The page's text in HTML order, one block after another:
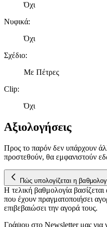
Όχι
Νυφικά:
Όχι
Σχέδιο:
Με Πέτρες
Clip:
Όχι
Αξιολογήσεις
Προς το παρόν δεν υπάρχουν
προστεθούν, θα εμφανιστούν
Πώς υπολογίζεται η
Η τελική βαθμολογία
που έχουν πραγματοποιήσει
επιβεβαιώσει την αγορά τους.
Γράψου στο Νewsletter μας για